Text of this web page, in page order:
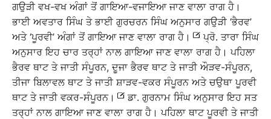
ਗਉੜੀ ਵਖ-ਵਖ ਅੰਗਾਂ ਤੋਂ ਗਾਇਆ-ਵਜਾਇਆ ਜਾਣ ਵਾਲਾ ਰਾਗ ਹੈ।
ਭਾਈ ਅਵਤਾਰ ਸਿੰਘ ਤੇ ਭਾਈ ਗੁਰਚਰਨ ਸਿੰਘ ਅਨੁਸਾਰ ਗਉੜੀ ‘ਭੈਰਵ’
ਅਤੇ ‘ਪੂਰਵੀ’ ਅੰਗਾਂ ਤੋਂ ਗਾਇਆ ਜਾਣ ਵਾਲਾ ਰਾਗ ਹੈ।
ਪ੍ਰੋ. ਤਾਰਾ ਸਿੰਘ
ਅਨੁਸਾਰ ਇਹ ਚਾਰ ਤਰ੍ਹਾਂ ਨਾਲ ਗਾਇਆ ਜਾਣ ਵਾਲਾ ਰਾਗ ਹੈ। ਪਹਿਲਾ
ਭੈਰਵ ਥਾਟ ਤੇ ਜਾਤੀ ਸੰਪੂਰਨ, ਦੂਜਾ ਭੈਰਵ ਥਾਟ ਤੇ ਜਾਤੀ ਔੜਵ-ਸੰਪੂਰਨ,
ਤੀਜਾ ਬਿਲਾਵਲ ਥਾਟ ਤੇ ਜਾਤੀ ਸ਼ਾੜਵ-ਵਕਰ ਸੰਪੂਰਨ ਅਤੇ ਚਉਥਾ ਪੂਰਵੀ
ਥਾਟ ਤੇ ਜਾਤੀ ਵਕਰ-ਸੰਪੂਰਨ।
ਡਾ. ਗੁਰਨਾਮ ਸਿੰਘ ਅਨੁਸਾਰ ਇਹ ਸਤ
ਤਰ੍ਹਾਂ ਨਾਲ ਗਾਇਆ ਜਾਣ ਵਾਲਾ ਰਾਗ ਹੈ। ਪਹਿਲਾ ਥਾਟ ਪੂਰਵੀ ਤੇ ਜਾਤੀ